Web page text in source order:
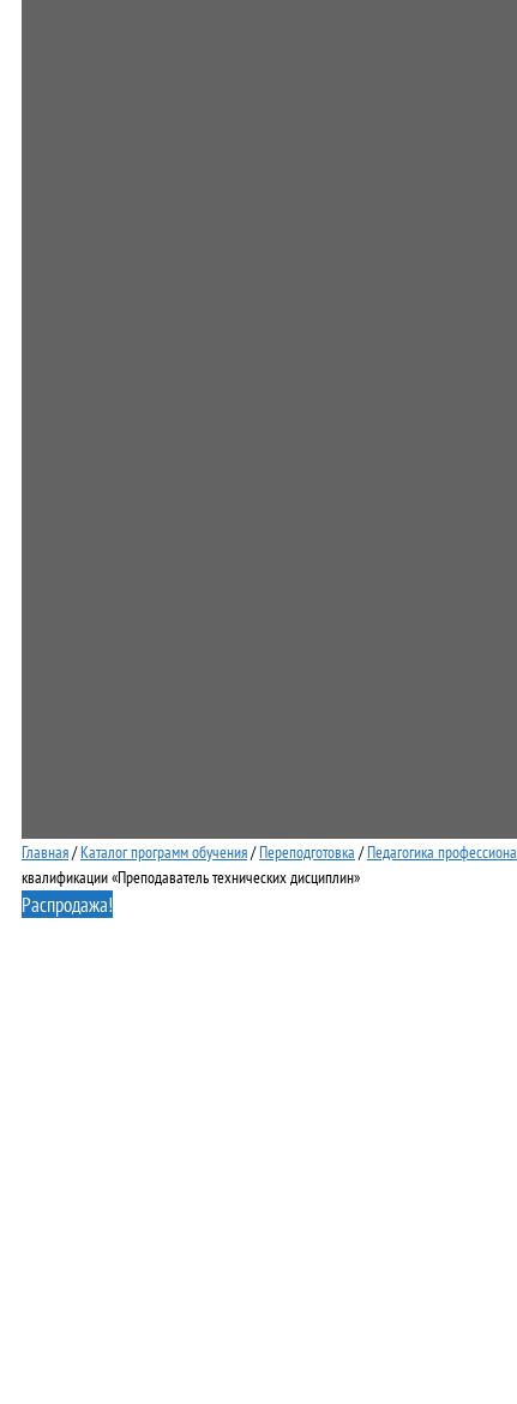
Главная/Каталог программ обучения/Переподготовка /Педагогика
квалификации «Преподаватель технических дисциплин»
Распродажа!